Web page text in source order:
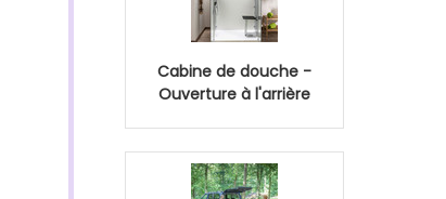
Cabine de douche -
Ouverture à l'arrière